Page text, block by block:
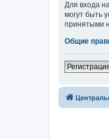
Для входа
могут быть
принятыми
Общие